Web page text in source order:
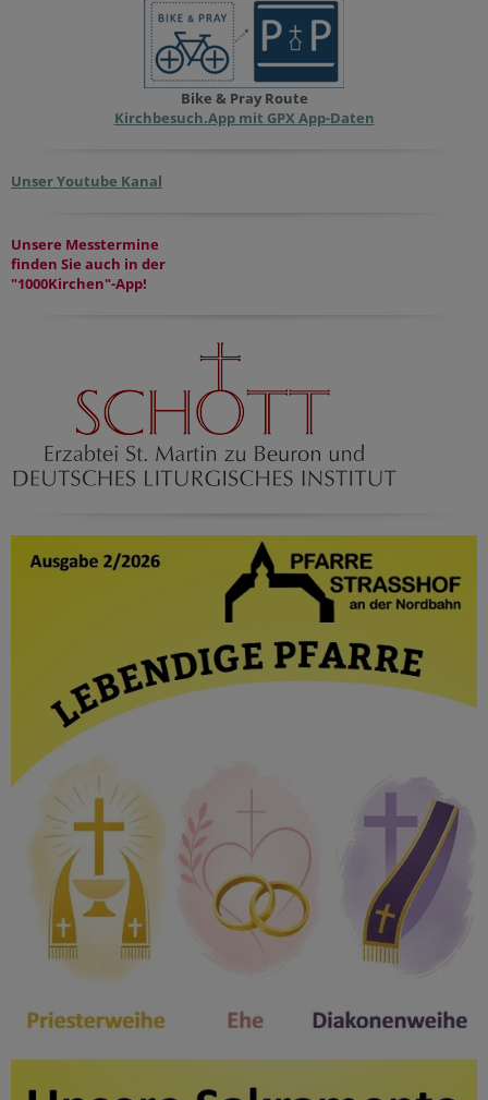
Bike & Pray Route
Kirchbesuch.App mit GPX App-Daten
Unser Youtube Kanal
Unsere Messtermine
finden Sie auch in der
"1000Kirchen"-App!